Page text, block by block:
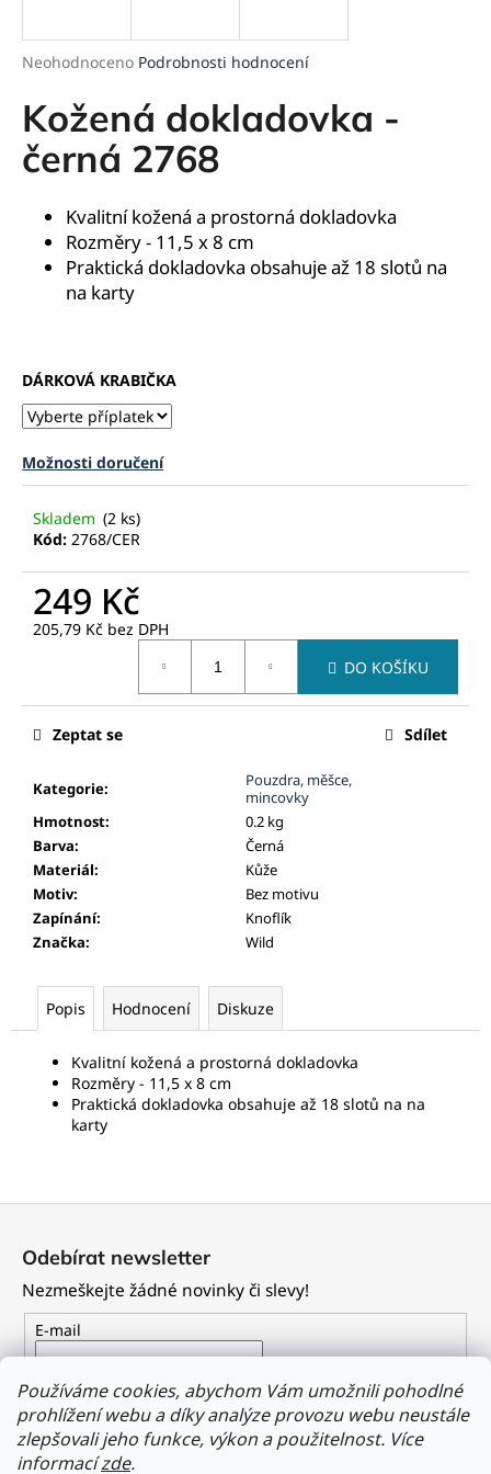
Používáme cookies, abychom Vám umožnili pohodlné
prohlížení webu a díky analýze provozu webu neustále
zlepšovali jeho funkce, výkon a použitelnost. Více
informacízde.
Průměrné
produktu
je
0,0
z
hvězdiček.
Neohodnoceno Podrobnosti hodnocení
Kožená dokladovka -
černá 2768
Kvalitní kožená a prostorná dokladovka
Rozměry - 11,5 x 8 cm
Praktická dokladovka obsahuje až 18 slotů na
na karty
DÁRKOVÁ KRABIČKA
Možnosti doručení
Skladem (2 ks)
Kód: 2768/CER
249 Kč
205,79 Kč bez DPH
DO KOŠÍKU
Kategorie:
Pouzdra, měšce,
mincovky
Hmotnost:
0.2 kg
Barva:
Černá
Materiál:
Kůže
Motiv:
Bez motivu
Zapínání:
Knoflík
Značka: Wild
Zeptat se Sdílet
Popis Hodnocení Diskuze
Kvalitní kožená a prostorná dokladovka
Rozměry - 11,5 x 8 cm
Praktická dokladovka obsahuje až 18 slotů na na
karty
j
t
?
HLEDAT
o
p
o
u
č
u
e
m
í
Odebírat newsletter
Nezmeškejte žádné novinky či slevy!
E-mail
Vložením e-mailu souhlasíte s podmínkami ochrany
osobních údajů
PŘIHLÁSIT SE